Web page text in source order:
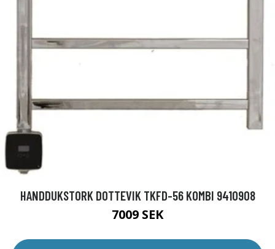
HANDDUKSTORK DOTTEVIK TKFD-56 KOMBI 9410908
7009 SEK